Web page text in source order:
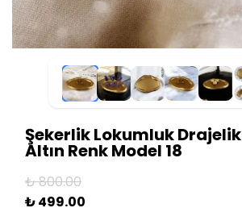
Şekerlik Lokumluk Drajelik
Altın Renk Model 18
₺ 800.00
₺ 499.00